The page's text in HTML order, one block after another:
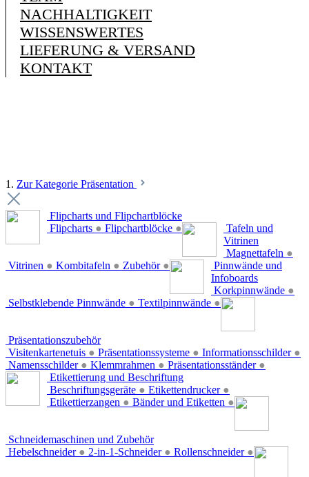
NACHHALTIGKEIT
WISSENSWERTES
LIEFERUNG & VERSAND
KONTAKT
1. Zur Kategorie Präsentation
Flipcharts und Flipchartblöcke
Flipcharts ● Flipchartblöcke ●
Tafeln und
Vitrinen
Magnettafeln ●
Vitrinen ● Kombitafeln ● Zubehör ●
Pinnwände und
Infoboards
Korkpinnwände ●
Selbstklebende Pinnwände ● Textilpinnwände ●
Präsentationszubehör
Visitenkartenetuis ● Präsentationssysteme ● Informationsschilder ●
Namensschilder ● Klemmrahmen ● Präsentationsständer ●
Etikettierung und Beschriftung
Beschriftungsgeräte ● Etikettendrucker ●
Etikettierzangen ● Bänder und Etiketten ●
Schneidemaschinen und Zubehör
Hebelschneider ● 2-in-1-Schneider ● Rollenschneider ●